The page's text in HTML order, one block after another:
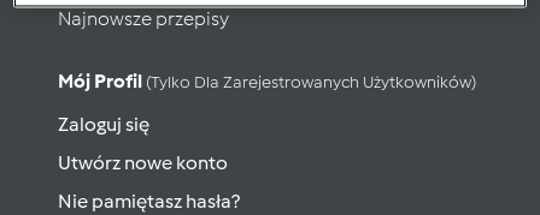
Najnowsze przepisy
Mój Profil (tylko Dla Zarejestrowanych Użytkowników)
Zaloguj się
Utwórz nowe konto
Nie pamiętasz hasła?